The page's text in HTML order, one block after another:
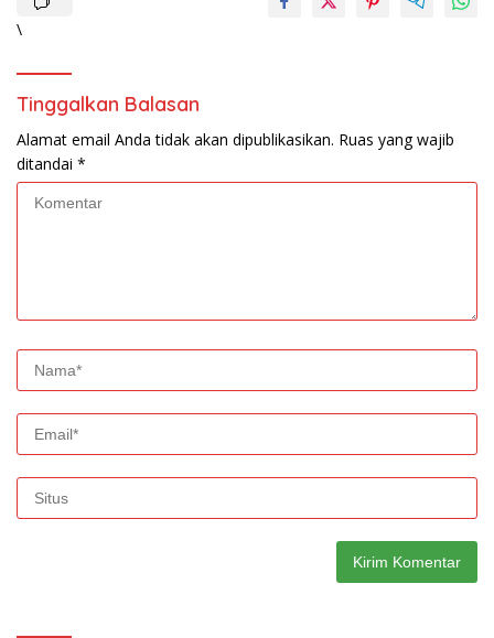
\
Tinggalkan Balasan
Alamat email Anda tidak akan dipublikasikan. Ruas yang wajib
ditandai *